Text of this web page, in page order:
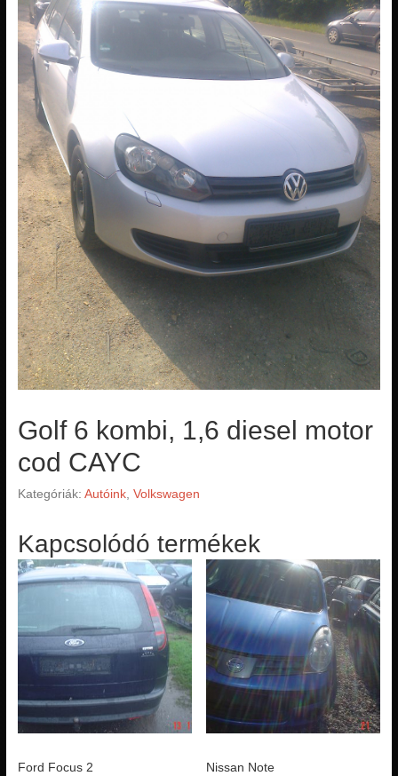
Golf 6 kombi, 1,6 diesel motor
cod CAYC
Kategóriák: Autóink, Volkswagen
Kapcsolódó termékek
Ford Focus 2 Nissan Note